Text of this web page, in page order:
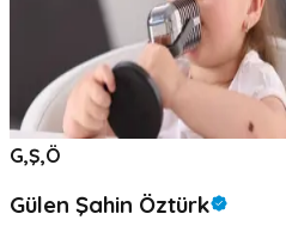
G,Ş,Ö
Gülen Şahin Öztürk